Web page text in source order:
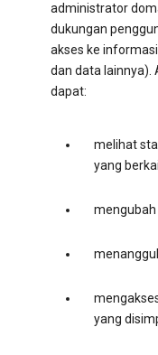
administrator
dukungan
akses ke
dan data lainnya).
dapat:
melihat
yang
mengubah
yang